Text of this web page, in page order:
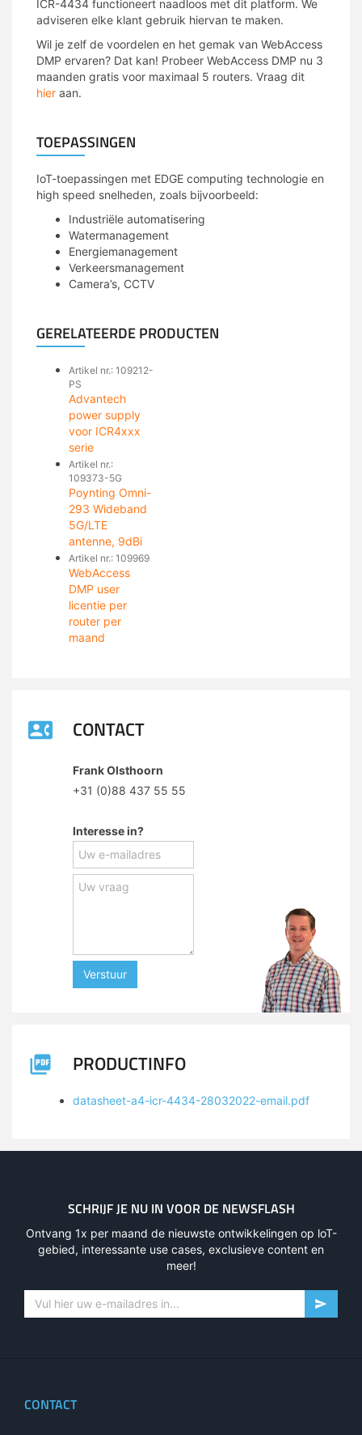
ICR-4434 functioneert naadloos met dit platform. We
adviseren elke klant gebruik hiervan te maken.
Wil je zelf de voordelen en het gemak van WebAccess
DMP ervaren? Dat kan! Probeer WebAccess DMP nu 3
maanden gratis voor maximaal 5 routers. Vraag dit
hier aan.
TOEPASSINGEN
IoT-toepassingen met EDGE computing technologie en
high speed snelheden, zoals bijvoorbeeld:
Industriële automatisering
Watermanagement
Energiemanagement
Verkeersmanagement
Camera’s, CCTV
GERELATEERDE PRODUCTEN
Artikel nr.: 109212-
PS
Advantech
power supply
voor ICR4xxx
serie
Artikel nr.:
109373-5G
Poynting Omni-
293 Wideband
5G/LTE
antenne, 9dBi
Artikel nr.: 109969
WebAccess
DMP user
licentie per
router per
maand
CONTACT
Frank Olsthoorn
+31 (0)88 437 55 55
Interesse in?
Verstuur
PRODUCTINFO
datasheet-a4-icr-4434-28032022-email.pdf
SCHRIJF JE NU IN VOOR DE NEWSFLASH
Ontvang 1x per maand de nieuwste ontwikkelingen op loT-
gebied, interessante use cases, exclusieve content en
meer!
CONTACT